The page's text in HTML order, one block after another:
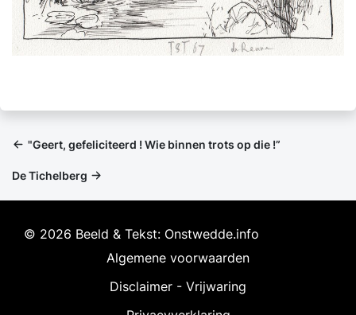
"Geert, gefeliciteerd ! Wie binnen trots op die !”
De Tichelberg
© 2026 Beeld & Tekst: Onstwedde.info
Algemene voorwaarden
Disclaimer - Vrijwaring